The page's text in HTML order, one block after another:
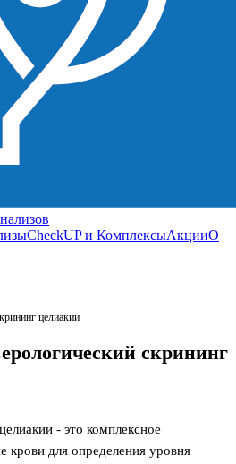
CheckUP и КомплексыАкцииО
целиакии
скрининг
- это комплексное
крови для определения уровня